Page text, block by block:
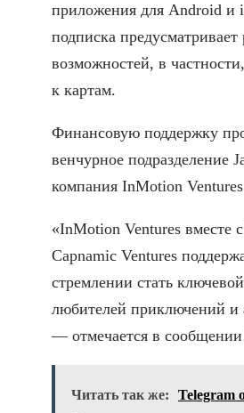
приложения для Android и
подписка
возможностей, в
к картам.
Финансовую поддержку
венчурное подразделение
компания InMotion
«InMotion Ventures вместе
Capnamic Ventures
стремлении стать
любителей приключений и
— отмечается в сообщении
Читать так же:
Telegram